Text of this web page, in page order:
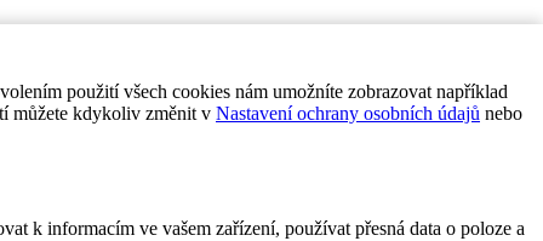
použití všech cookies nám umožníte zobrazovat například
můžete kdykoliv změnit v Nastavení ochrany osobních údajů nebo
k informacím ve vašem zařízení, používat přesná data o poloze a